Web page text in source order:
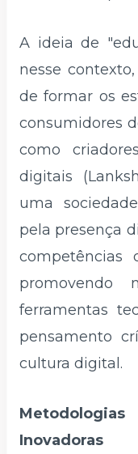
A ideia de
nesse
de formar os
consumidores
como
digitais
uma
pela presença
competências
ferramentas
pensamento
cultura digital.
Inovadoras